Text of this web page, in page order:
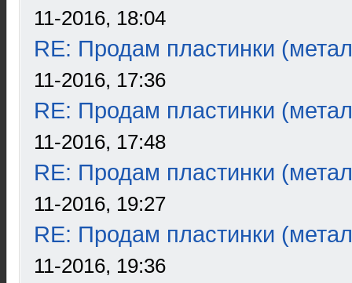
11-2016, 18:04
RE: Продам пластинки
11-2016, 17:36
RE: Продам пластинки
11-2016, 17:48
RE: Продам пластинки
11-2016, 19:27
RE: Продам пластинки
11-2016, 19:36